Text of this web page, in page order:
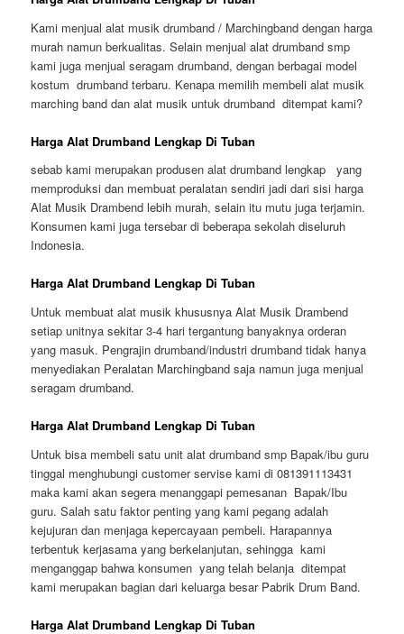
Kami menjual alat musik drumband / Marchingband dengan harga
murah namun berkualitas. Selain menjual alat drumband smp
kami juga menjual seragam drumband, dengan berbagai model
kostum drumband terbaru. Kenapa memilih membeli alat musik
marching band dan alat musik untuk drumband ditempat kami?
Harga Alat Drumband Lengkap Di Tuban
sebab kami merupakan produsen alat drumband lengkap yang
memproduksi dan membuat peralatan sendiri jadi dari sisi harga
Alat Musik Drambend lebih murah, selain itu mutu juga terjamin.
Konsumen kami juga tersebar di beberapa sekolah diseluruh
Indonesia.
Harga Alat Drumband Lengkap Di Tuban
Untuk membuat alat musik khususnya Alat Musik Drambend
setiap unitnya sekitar 3-4 hari tergantung banyaknya orderan
yang masuk. Pengrajin drumband/industri drumband tidak hanya
menyediakan Peralatan Marchingband saja namun juga menjual
seragam drumband.
Harga Alat Drumband Lengkap Di Tuban
Untuk bisa membeli satu unit alat drumband smp Bapak/ibu guru
tinggal menghubungi customer servise kami di 081391113431
maka kami akan segera menanggapi pemesanan Bapak/Ibu
guru. Salah satu faktor penting yang kami pegang adalah
kejujuran dan menjaga kepercayaan pembeli. Harapannya
terbentuk kerjasama yang berkelanjutan, sehingga kami
menganggap bahwa konsumen yang telah belanja ditempat
kami merupakan bagian dari keluarga besar Pabrik Drum Band.
Harga Alat Drumband Lengkap Di Tuban